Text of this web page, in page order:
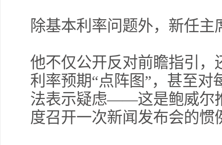
除基本利率问题外，新任
他不仅公开反对前瞻指引
利率预期“点阵图”，甚至
法表示疑虑——这是鲍威尔
度召开一次新闻发布会的惯